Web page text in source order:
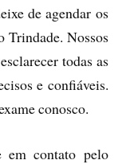
de agendar os
Trindade. Nossos
todas as
e confiáveis.
conosco.
em contato pelo